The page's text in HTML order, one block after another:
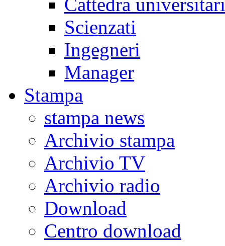
Cattedra
Scienzati
Ingegneri
Manager
Stampa
stampa news
Archivio stampa
Archivio TV
Archivio radio
Download
Centro download